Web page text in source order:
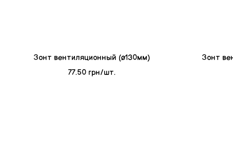
Зонт вентиляционный (ø130мм)
77.50 грн/шт.
Зонт